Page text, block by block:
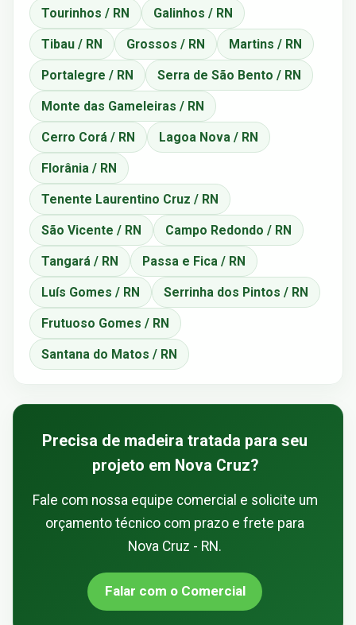
Tourinhos / RN Galinhos / RN
Tibau / RN Grossos / RN Martins / RN
Portalegre / RN Serra de São Bento / RN
Monte das Gameleiras / RN
Cerro Corá / RN Lagoa Nova / RN
Florânia / RN
Tenente Laurentino Cruz / RN
São Vicente / RN Campo Redondo / RN
Tangará / RN Passa e Fica / RN
Luís Gomes / RN Serrinha dos Pintos / RN
Frutuoso Gomes / RN
Santana do Matos / RN
Precisa de madeira tratada para seu
projeto em Nova Cruz?
Fale com nossa equipe comercial e solicite um
orçamento técnico com prazo e frete para
Nova Cruz - RN.
Falar com o Comercial